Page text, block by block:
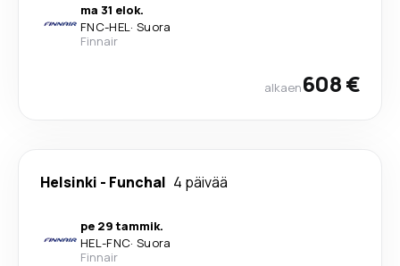
ma 31 elok.
FNC-HEL· Suora
Finnair
alkaen608 €
Helsinki - Funchal 4 päivää
pe 29 tammik.
HEL-FNC· Suora
Finnair